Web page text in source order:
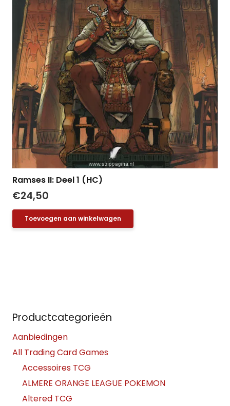
Ramses II: Deel 1 (HC)
€24,50
Toevoegen aan winkelwagen
Productcategorieën
Aanbiedingen
All Trading Card Games
Accessoires TCG
ALMERE ORANGE LEAGUE POKEMON
Altered TCG